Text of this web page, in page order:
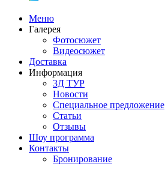
Меню
Галерея
Фотосюжет
Видеосюжет
Доставка
Информация
3Д ТУР
Новости
Cпециальное предложение
Статьи
Отзывы
Шоу программа
Контакты
Бронирование